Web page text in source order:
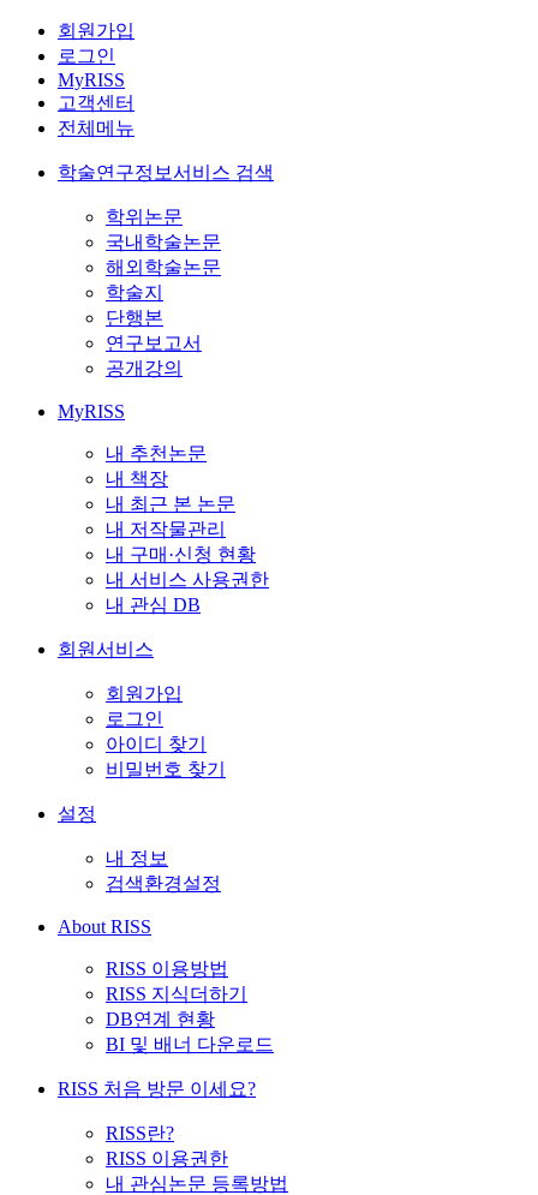
회원가입
로그인
MyRISS
고객센터
전체메뉴
학술연구정보서비스 검색
학위논문
국내학술논문
해외학술논문
학술지
단행본
연구보고서
공개강의
MyRISS
내 추천논문
내 책장
내 최근 본 논문
내 저작물관리
내 구매·신청 현황
내 서비스 사용권한
내 관심 DB
회원서비스
회원가입
로그인
아이디 찾기
비밀번호 찾기
설정
내 정보
검색환경설정
About RISS
RISS 이용방법
RISS 지식더하기
DB연계 현황
BI 및 배너 다운로드
RISS 처음 방문 이세요?
RISS란?
RISS 이용권한
내 관심논문 등록방법